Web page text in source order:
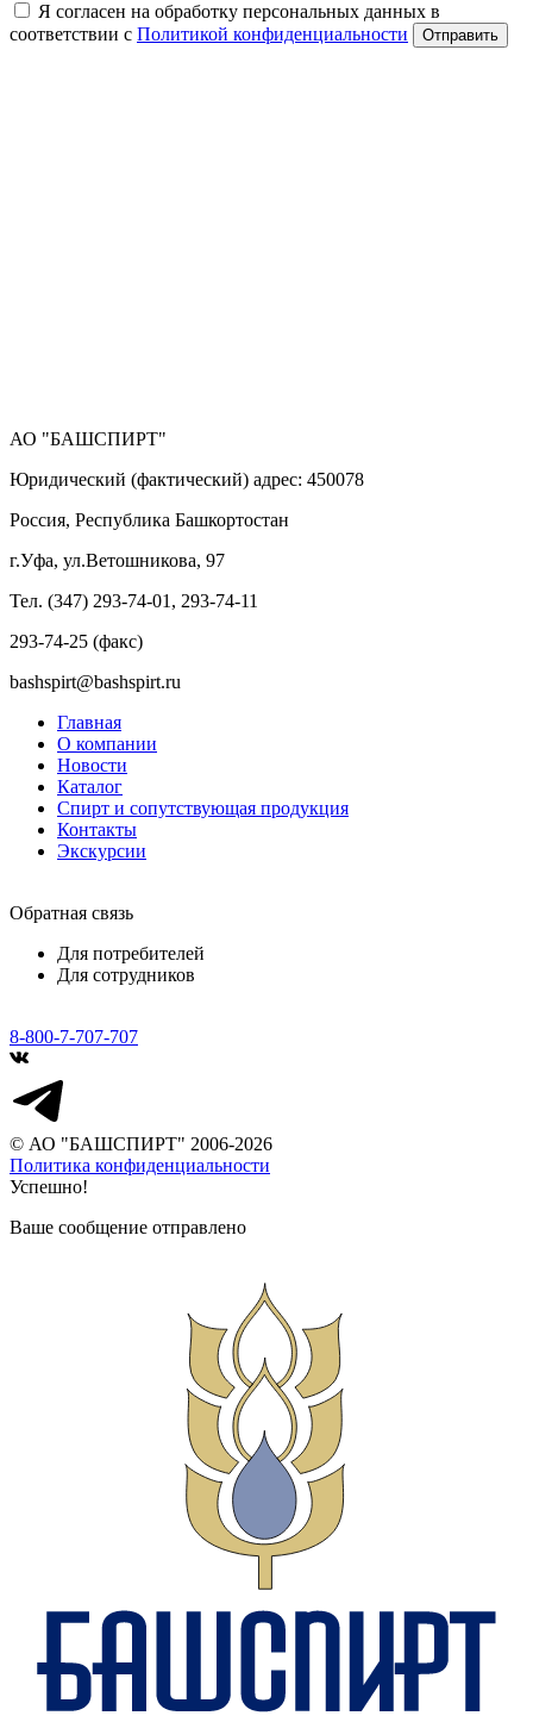
Я согласен на обработку персональных данных в
соответствии с Политикой конфиденциальности Отправить
АО "БАШСПИРТ"
Юридический (фактический) адрес: 450078
Россия, Республика Башкортостан
г.Уфа, ул.Ветошникова, 97
Тел. (347) 293-74-01, 293-74-11
293-74-25 (факс)
bashspirt@bashspirt.ru
Главная
О компании
Новости
Каталог
Спирт и сопутствующая продукция
Контакты
Экскурсии
Обратная связь
Для потребителей
Для сотрудников
8-800-7-707-707
© АО "БАШСПИРТ" 2006-2026
Политика конфиденциальности
Успешно!
Ваше сообщение отправлено